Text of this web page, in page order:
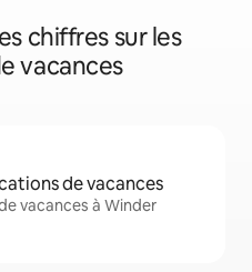
chiffres sur les
vacances
de vacances
vacances à Winder